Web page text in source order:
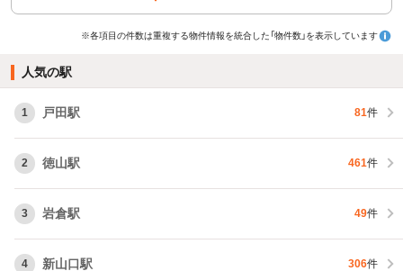
※各項目の件数は重複する物件情報を統合した「物件数」を表示しています
人気の駅
1 戸田駅 81件
2 徳山駅 461件
3 岩倉駅 49件
4 新山口駅 306件